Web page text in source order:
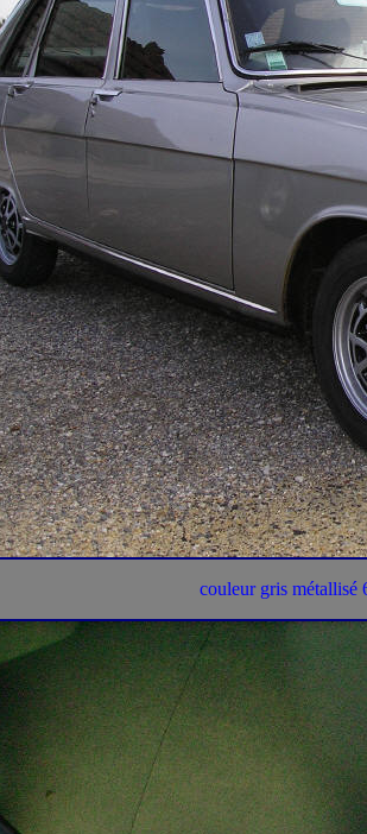
couleur gris métallisé